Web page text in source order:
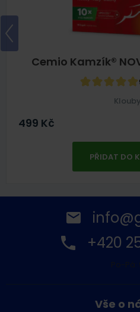
Cemio Kamzík®
Klouby
499 Kč
PŘIDAT DO
+420
Vše o